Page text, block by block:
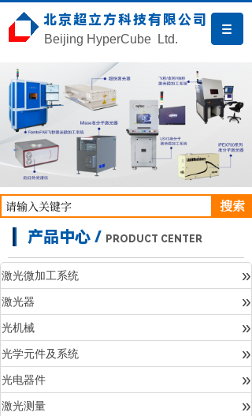
北京超立方科技有限公司
Beijing HyperCube Ltd.
搜索
产品中心 / PRODUCT CENTER
激光微加工系统 »
激光器 »
光机械 »
光学元件及系统 »
光电器件 »
激光测量 »